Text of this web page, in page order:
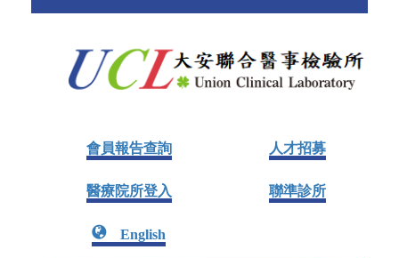
會員報告查詢 人才招募
醫療院所登入 聯準診所
English